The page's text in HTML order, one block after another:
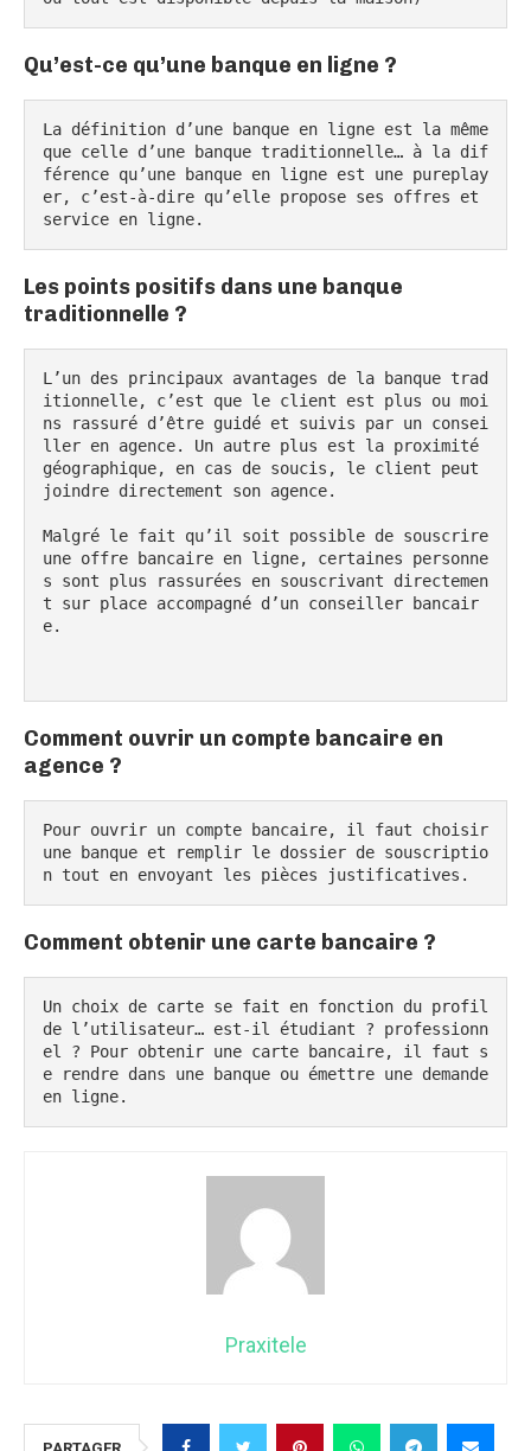
Qu’est-ce qu’une banque en ligne ?
La définition d’une banque en ligne est la même
que celle d’une banque traditionnelle… à la dif
férence qu’une banque en ligne est une pureplay
er, c’est-à-dire qu’elle propose ses offres et
service en ligne.
Les points positifs dans une banque
traditionnelle ?
L’un des principaux avantages de la banque trad
itionnelle, c’est que le client est plus ou moi
ns rassuré d’être guidé et suivis par un consei
ller en agence. Un autre plus est la proximité
géographique, en cas de soucis, le client peut
joindre directement son agence.
Malgré le fait qu’il soit possible de souscrire
une offre bancaire en ligne, certaines personne
s sont plus rassurées en souscrivant directemen
t sur place accompagné d’un conseiller bancair
e.
Comment ouvrir un compte bancaire en
agence ?
Pour ouvrir un compte bancaire, il faut choisir
une banque et remplir le dossier de souscriptio
n tout en envoyant les pièces justificatives.
Comment obtenir une carte bancaire ?
Un choix de carte se fait en fonction du profil
de l’utilisateur… est-il étudiant ? professionn
el ? Pour obtenir une carte bancaire, il faut s
e rendre dans une banque ou émettre une demande
en ligne.
Praxitele